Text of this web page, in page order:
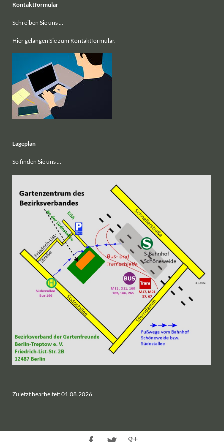
Kontaktformular
Schreiben Sie uns ...
Hier gelangen Sie zum Kontaktformular.
Lageplan
So finden Sie uns ...
Zuletzt bearbeitet: 01.08.2026